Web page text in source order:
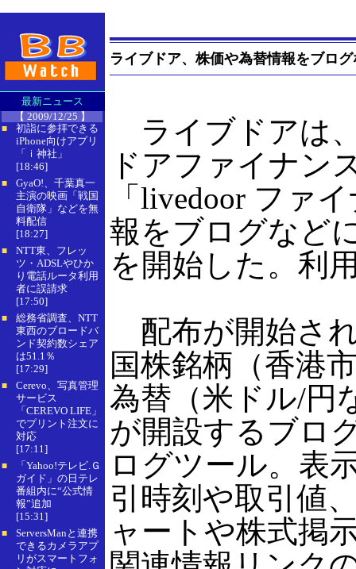
最新ニュース
【 2009/12/25 】
■
初詣に参拝できる
iPhone向けアプリ
「ｉ神社」
[18:46]
■
GyaO!、千葉真一
主演の映画「戦国
自衛隊」などを無
料配信
[18:27]
■
NTT東、フレッ
ツ・ADSLやひか
り電話ルータ利用
者に誤請求
[17:50]
■
総務省調査、NTT
東西のブロードバ
ンド契約数シェア
は51.1％
[17:29]
■
Cerevo、写真管理
サービス
「CEREVO LIFE」
でプリント注文に
対応
[17:11]
■
「Yahoo!テレビ.Ｇ
ガイド」の日テレ
番組内に“公式情
報”追加
[15:31]
■
ServersManと連携
できるカメラアプ
リがスマートフォ
ライブドア、株価や為替情報をブロ
ライブドアは
ドアファイナン
「livedoor ファ
報をブログなど
を開始した。利
配布が開始さ
国株銘柄（香港
為替（米ドル/円
が開設するブロ
ログツール。表
引時刻や取引値
ャートや株式掲